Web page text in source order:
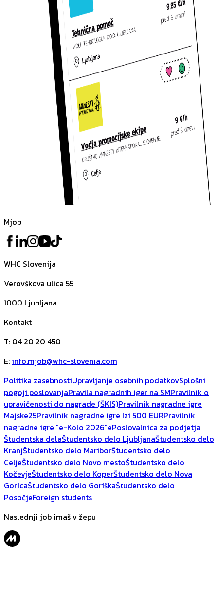
Mjob
WHC Slovenija
Verovškova ulica 55
1000 Ljubljana
Kontakt
T: 04 20 20 450
E: info.mjob@whc-slovenia.com
Politika zasebnostiUpravljanje osebnih podatkovSplošni
pogoji poslovanjaPravila nagradnih iger na SMPravilnik o
upravičenosti do nagrade (ŠKIS)Pravilnik nagradne igre
Majske25Pravilnik nagradne igre Izi 500 EURPravilnik
nagradne igre "e-Kolo 2026"ePoslovalnica za podjetja
Študentska delaŠtudentsko delo LjubljanaŠtudentsko delo
KranjŠtudentsko delo MariborŠtudentsko delo
CeljeŠtudentsko delo Novo mestoŠtudentsko delo
KočevjeŠtudentsko delo KoperŠtudentsko delo Nova
GoricaŠtudentsko delo GoriškaŠtudentsko delo
PosočjeForeign students
Naslednji job imaš v žepu